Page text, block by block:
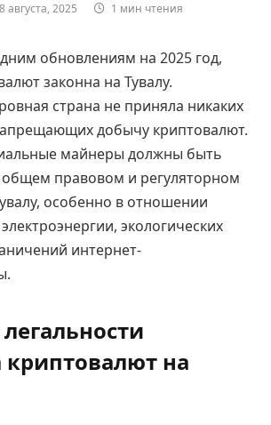
8 августа, 2025 1 мин чтения
обновлениям на 2025 год,
законна на Тувалу.
страна не приняла никаких
добычу криптовалют.
майнеры должны быть
правовом и регуляторном
особенно в отношении
экологических
интернет-
на